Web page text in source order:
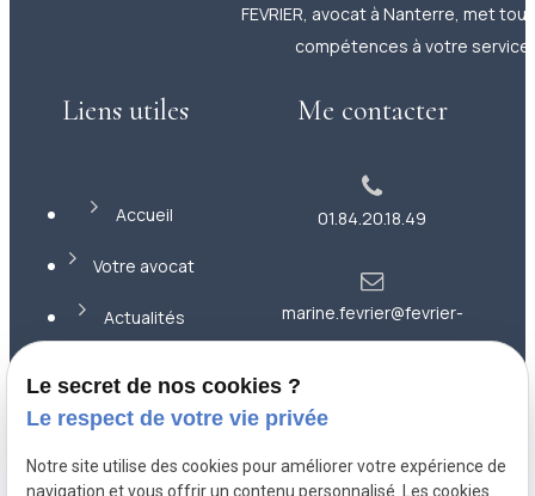
FEVRIER, avocat à Nanterre, met
compétences à votre service.
Liens utiles
Accueil
Votre avocat
Actualités
Me contacter
01.84.20.18.49
marine.fevrier@fevrier-
avocat.com
Montesquieu92000 NANTERRE
Le secret de nos cookies ?
Le respect de votre vie privée
Notre site utilise des cookies pour améliorer votre expérience de
navigation et vous offrir un contenu personnalisé. Les cookies